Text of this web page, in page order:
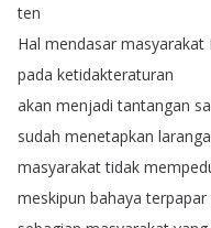
ten
Hal mendasar masyarakat
pada ketidakteraturan
akan menjadi tantangan
sudah menetapkan
masyarakat tidak
meskipun bahaya terpapar